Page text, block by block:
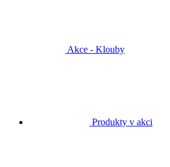
Akce - Klouby
Produkty v akci